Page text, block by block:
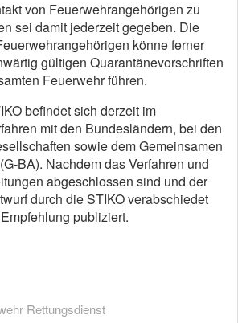
von Feuerwehrangehörigen zu
sei damit jederzeit gegeben. Die
könne ferner
gültigen Quarantänevorschriften
Feuerwehr führen.
befindet sich derzeit im
mit den Bundesländern, bei den
sowie dem Gemeinsamen
BA). Nachdem das Verfahren und
abgeschlossen sind und der
durch die STIKO verabschiedet
publiziert.
Rettungsdienst